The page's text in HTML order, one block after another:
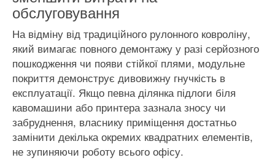
обслуговування
На відміну від традиційного рулонного ковроліну,
який вимагає повного демонтажу у разі серйозного
пошкодження чи появи стійкої плями, модульне
покриття демонструє дивовижну гнучкість в
експлуатації. Якщо певна ділянка підлоги біля
кавомашини або принтера зазнала зносу чи
забруднення, власнику приміщення достатньо
замінити декілька окремих квадратних елементів,
не зупиняючи роботу всього офісу.